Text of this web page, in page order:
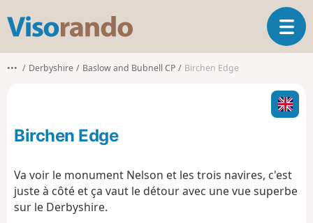
s
o
O
u
i
r
l
v
i
••• Derbyshire Baslow and Bubnell CP Birchen Edge
Birchen Edge
Va voir le monument Nelson et les trois navires, c'est
juste à côté et ça vaut le détour avec une vue superbe
sur le Derbyshire.